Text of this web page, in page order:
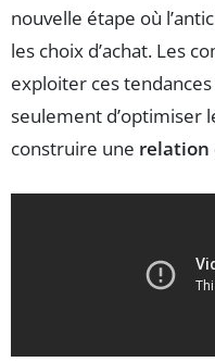
nouvelle étape où
les choix d’achat. Les
exploiter ces
seulement d’optimiser
construire une relation